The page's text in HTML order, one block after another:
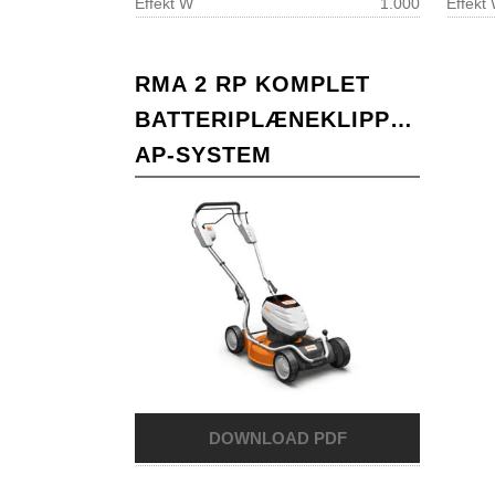
RMA 2 RP KOMPLET
BATTERIPLÆNEKLIPPERE-
AP-SYSTEM